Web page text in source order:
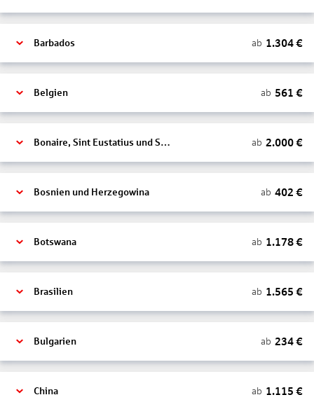
Barbados ab 1.304€
Belgien ab 561 €
Bonaire, Sint Eustatius und Saba ab 2.000€
Bosnien und Herzegowina ab 402 €
Botswana ab 1.178€
Brasilien ab 1.565 €
Bulgarien ab 234€
China ab 1.115 €